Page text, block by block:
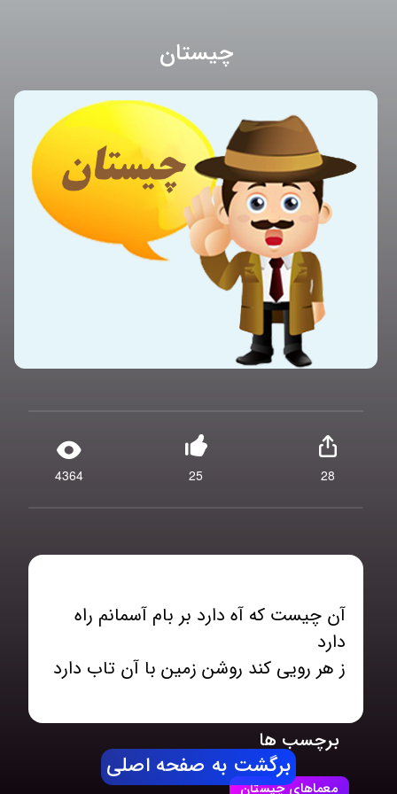
چیستان
4364 25 28
آن چیست که آه دارد بر بام آسمانم راه
ز هر رویی کند روشن زمین با آن تاب دارد
برچسب ها
معماهای چیستان
برگشت به صفحه اصلی